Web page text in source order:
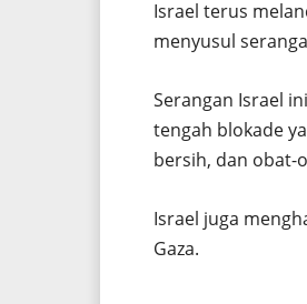
Israel terus
menyusul
Serangan Israel
tengah blokade
bersih, dan obat-
Israel juga
Gaza.